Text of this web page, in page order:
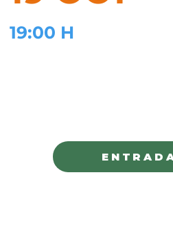
19:00 H